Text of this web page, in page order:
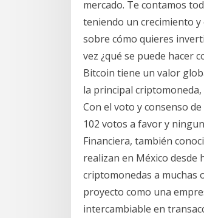
mercado. Te contamos
teniendo un crecimiento
sobre cómo quieres
vez ¿qué se puede hacer
Bitcoin tiene un valor
la principal
Con el voto y consenso
102 votos a favor y
Financiera, también
realizan en México desde
criptomonedas a muchas
proyecto como una
intercambiable en